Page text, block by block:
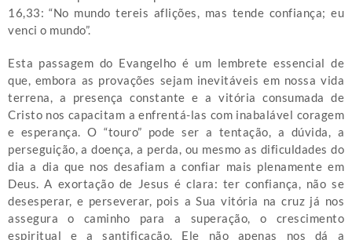
16,33: “No mundo tereis aflições, mas tende confiança; eu
venci o mundo”.
Esta passagem do Evangelho é um lembrete essencial de
que, embora as provações sejam inevitáveis em nossa vida
terrena, a presença constante e a vitória consumada de
Cristo nos capacitam a enfrentá-las com inabalável coragem
e esperança. O “touro” pode ser a tentação, a dúvida, a
perseguição, a doença, a perda, ou mesmo as dificuldades do
dia a dia que nos desafiam a confiar mais plenamente em
Deus. A exortação de Jesus é clara: ter confiança, não se
desesperar, e perseverar, pois a Sua vitória na cruz já nos
assegura o caminho para a superação, o crescimento
espiritual e a santificação. Ele não apenas nos dá a